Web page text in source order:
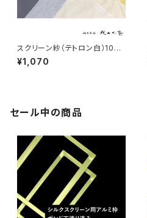
スクリーン紗（テトロン白）100
メッシュ こねこ便
¥1,070
セール中の商品